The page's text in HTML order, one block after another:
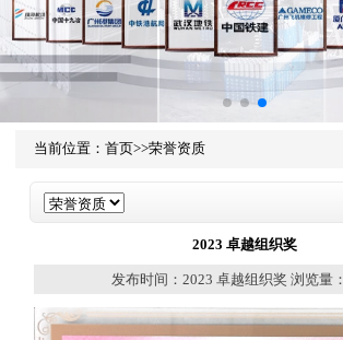
当前位置： 首页>>荣誉资质
2023 卓越组织奖
发布时间：2023 卓越组织奖 浏览量：